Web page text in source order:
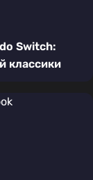
Switch:
классики